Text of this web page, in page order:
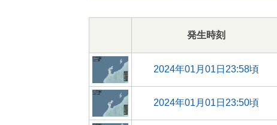
発生時刻
2024年01月01日23:58頃
2024年01月01日23:50頃